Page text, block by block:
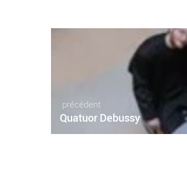
précédent
Quatuor Debussy